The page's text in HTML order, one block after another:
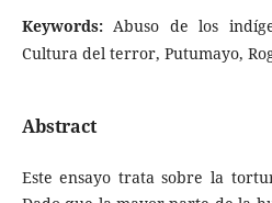
Keywords:Abuso de los
Cultura del terror, Putumayo,
Abstract
Este ensayo trata sobre la